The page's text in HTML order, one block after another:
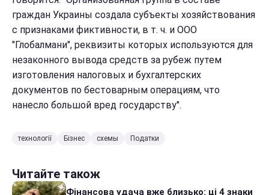
граждан Украины создала субъекты хозяйствования
с признаками фиктивности, в т. ч. и ООО
"Глобалмани", реквизиты которых используются для
незаконного вывода средств за рубеж путем
изготовления налоговых и бухгалтерских
документов по бестоварным операциям, что
нанесло большой вред государству".
технології Бізнес схемы Податки
Читайте також
Фінансова удача вже близько: ці 4 знаки